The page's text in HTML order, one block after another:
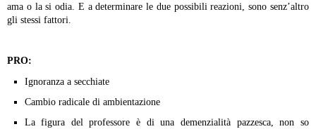
ama o la si odia. E a determinare le due possibili reazioni, sono senz’altro
gli stessi fattori.
PRO:
Ignoranza a secchiate
Cambio radicale di ambientazione
La figura del professore è di una demenzialità pazzesca, non so